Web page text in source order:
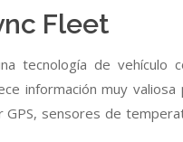
Fleet
tecnología de vehículo
información muy
sensores de